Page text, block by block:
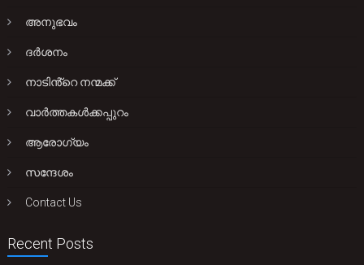
അനുഭവം
ദർശനം
നാടിൻ്റെ നന്മക്ക്
വാർത്തകൾക്കപ്പുറം
ആരോഗ്യം
സന്ദേശം
Contact Us
Recent Posts